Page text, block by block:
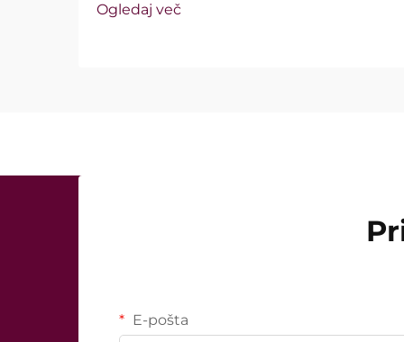
te funkcije sploh obstajajo, temveč
Ogledaj več
E-pošta